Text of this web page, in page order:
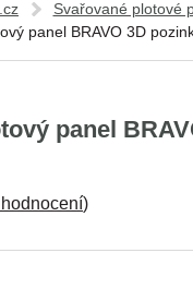
Svařované plotové
panel BRAVO 3D
panel
)